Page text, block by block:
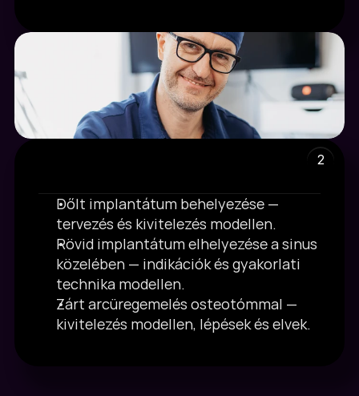
Hands-On modellen
Dőlt implantátum behelyezése —
tervezés és kivitelezés modellen.
Rövid implantátum elhelyezése a sinus
közelében — indikációk és gyakorlati
technika modellen.
Zárt arcüregemelés osteotómmal —
kivitelezés modellen, lépések és elvek.
2